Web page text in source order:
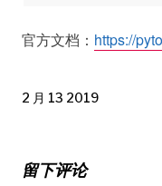
官方文档： https://
2 月 13 2019
留下评论